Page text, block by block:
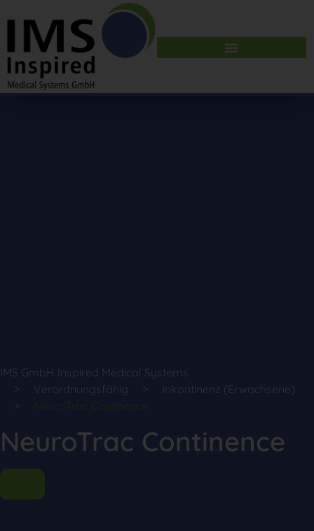
IMS GmbH Inspired Medical Systems
Verordnungsfähig
Inkontinenz (Erwachsene)
NeuroTrac Continence